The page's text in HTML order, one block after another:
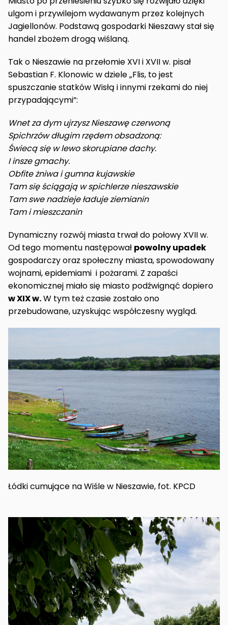
ulgom i przywilejom wydawanym przez kolejnych
Jagiellonów. Podstawą gospodarki Nieszawy stał się
handel zbożem drogą wiślaną.
Tak o Nieszawie na przełomie XVI i XVII w. pisał
Sebastian F. Klonowic w dziele „Flis, to jest
spuszczanie statków Wisłą i innymi rzekami do niej
przypadającymi”:
Wnet za dym ujrzysz Nieszawę czerwoną
Spichrzów długim rzędem obsadzoną:
Świecą się w lewo skorupiane dachy.
I insze gmachy.
Obfite żniwa i gumna kujawskie
Tam się ściągają w spichlerze nieszawskie
Tam swe nadzieje ładuje ziemianin
Tam i mieszczanin
Dynamiczny rozwój miasta trwał do połowy XVII w.
Od tego momentu następował powolny upadek
gospodarczy oraz społeczny miasta, spowodowany
wojnami, epidemiami i pożarami. Z zapaści
ekonomicznej miało się miasto podźwignąć dopiero
w XIX w.W tym też czasie zostało ono
przebudowane, uzyskując współczesny wygląd.
Łódki cumujące na Wiśle w Nieszawie, fot. KPCD